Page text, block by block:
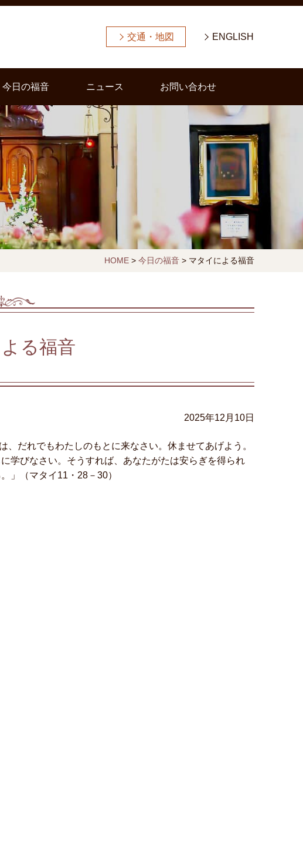
交通・地図 ENGLISH
今日の福音 ニュース お問い合わせ
HOME> 今日の福音> マタイによる福音
る福音
2025年12月10日
だれでもわたしのもとに来なさい。休ませてあげよう。
学びなさい。そうすれば、あなたがたは安らぎを得られ
」（マタイ11・28－30）